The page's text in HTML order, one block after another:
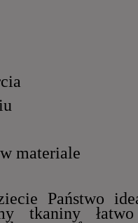
materiale
Państwo
tkaniny